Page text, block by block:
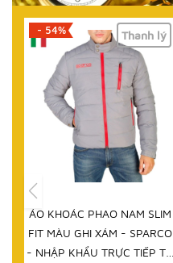
- 54% Thanh lý
ÁO KHOÁC PHAO NAM SLIM
FIT MÀU GHI XÁM - SPARCO
- NHẬP KHẨU TRỰC TIẾP TỪ